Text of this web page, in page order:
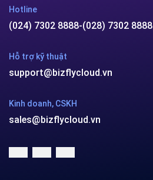
Hotline
(024) 7302 8888-(028) 7302 8888
Hỗ trợ kỹ thuật
support@bizflycloud.vn
Kinh doanh, CSKH
sales@bizflycloud.vn